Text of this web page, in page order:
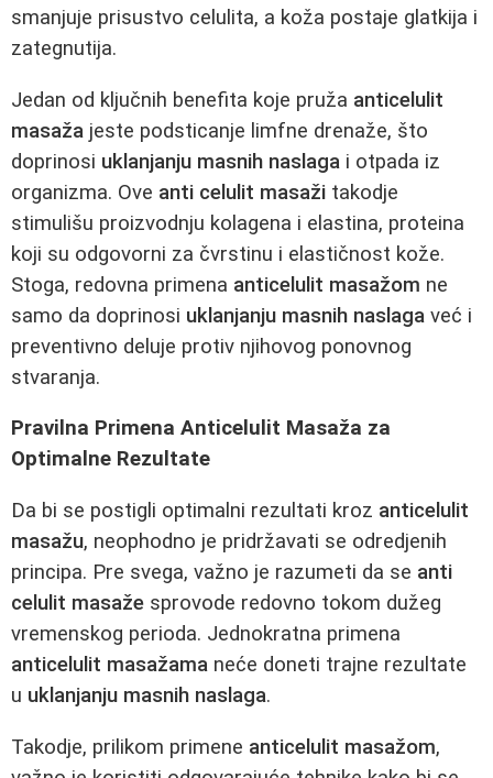
smanjuje prisustvo celulita, a koža postaje glatkija i
zategnutija.
Jedan od ključnih benefita koje pruža anticelulit
masaža jeste podsticanje limfne drenaže, što
doprinosi uklanjanju masnih naslaga i otpada iz
organizma. Ove anti celulit masaži takodje
stimulišu proizvodnju kolagena i elastina, proteina
koji su odgovorni za čvrstinu i elastičnost kože.
Stoga, redovna primena anticelulit masažom ne
samo da doprinosi uklanjanju masnih naslaga već i
preventivno deluje protiv njihovog ponovnog
stvaranja.
Pravilna Primena Anticelulit Masaža za
Optimalne Rezultate
Da bi se postigli optimalni rezultati kroz anticelulit
masažu, neophodno je pridržavati se odredjenih
principa. Pre svega, važno je razumeti da se anti
celulit masaže sprovode redovno tokom dužeg
vremenskog perioda. Jednokratna primena
anticelulit masažama neće doneti trajne rezultate
u uklanjanju masnih naslaga.
Takodje, prilikom primene anticelulit masažom,